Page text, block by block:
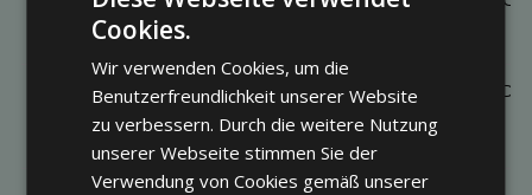
Schaffhausen 301.60*
Solothurn 346.30*
Hausarzt,
HMO,
Telmed
Sanitas,
Visana
Cookies.
Wir verwenden Cookies, um die
Benutzerfreundlichkeit unserer Website
zu verbessern. Durch die weitere Nutzung
unserer Webseite stimmen Sie der
Verwendung von Cookies gemäß unserer